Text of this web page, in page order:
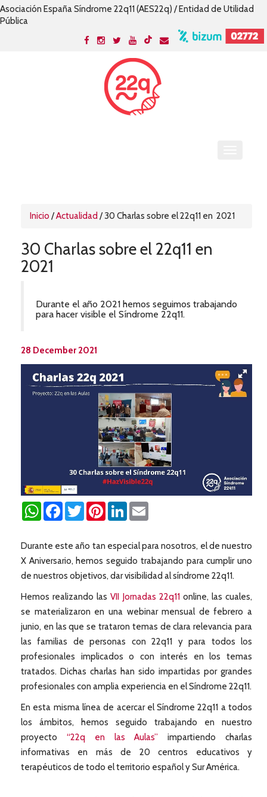
Asociación España Síndrome 22q11 (AES22q) / Entidad de Utilidad
Pública
Inicio /Actualidad /30 Charlas sobre el 22q11 en 2021
30 Charlas sobre el 22q11 en
2021
Durante el año 2021 hemos seguimos trabajando
para hacer visible el Síndrome 22q11.
28 December 2021
WhatsAppFacebookTwitterPinterestLinkedIn
Durante este año tan especial para nosotros, el de nuestro
X Aniversario, hemos seguido trabajando para cumplir uno
de nuestros objetivos, dar visibilidad al síndrome 22q11.
Hemos realizando lasVII Jornadas 22q11online, las cuales,
se materializaron en una webinar mensual de febrero a
junio, en las que se trataron temas de clara relevancia para
las familias de personas con 22q11 y para todos los
profesionales implicados o con interés en los temas
tratados. Dichas charlas han sido impartidas por grandes
profesionales con amplia experiencia en el Síndrome 22q11.
En esta misma línea de acercar el Síndrome 22q11 a todos
los ámbitos, hemos seguido trabajando en nuestro
proyecto “22q en las Aulas” impartiendo charlas
informativas en más de 20 centros educativos y
terapéuticos de todo el territorio español y Sur América.